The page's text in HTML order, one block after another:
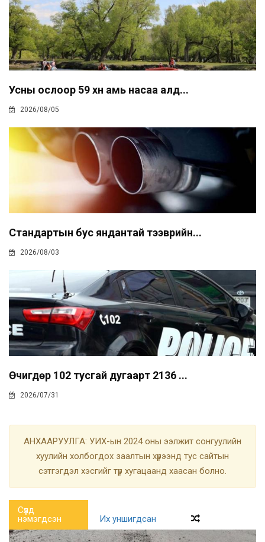
Усны ослоор 59 хүн амь насаа алд...
2026/08/05
Стандартын бус яндантай тээврийн...
2026/08/03
Өчигдөр 102 тусгай дугаарт 2136 ...
2026/07/31
АНХААРУУЛГА: УИХ-ын 2024 оны ээлжит сонгуулийн
хуулийн холбогдох заалтын хүрээнд тус сайтын
сэтгэгдэл хэсгийг түр хугацаанд хаасан болно.
Сүүлд
нэмэгдсэн
Их уншигдсан